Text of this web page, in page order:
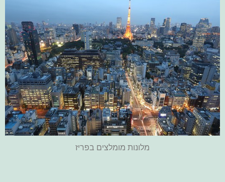
מלונות מומלצים בפריז